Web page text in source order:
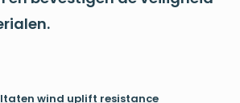
wind uplift resistance